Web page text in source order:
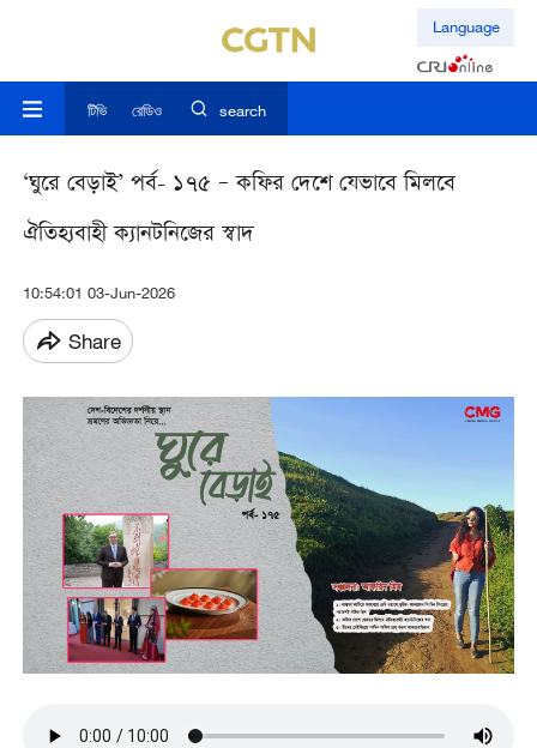
Language
টিভি রেডিও search
‘ঘুরে বেড়াই’ পর্ব- ১৭৫ – কফির দেশে যেভাবে মিলবে
ঐতিহ্যবাহী ক্যানটনিজের স্বাদ
10:54:01 03-Jun-2026
Share